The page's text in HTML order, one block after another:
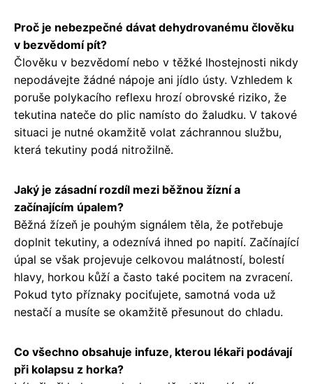
Proč je nebezpečné dávat dehydrovanému člověku
v bezvědomí pít?
Člověku v bezvědomí nebo v těžké lhostejnosti nikdy
nepodávejte žádné nápoje ani jídlo ústy. Vzhledem k
poruše polykacího reflexu hrozí obrovské riziko, že
tekutina nateče do plic namísto do žaludku. V takové
situaci je nutné okamžitě volat záchrannou službu,
která tekutiny podá nitrožilně.
Jaký je zásadní rozdíl mezi běžnou žízní a
začínajícím úpalem?
Běžná žízeň je pouhým signálem těla, že potřebuje
doplnit tekutiny, a odeznívá ihned po napití. Začínající
úpal se však projevuje celkovou malátností, bolestí
hlavy, horkou kůží a často také pocitem na zvracení.
Pokud tyto příznaky pociťujete, samotná voda už
nestačí a musíte se okamžitě přesunout do chladu.
Co všechno obsahuje infuze, kterou lékaři podávají
při kolapsu z horka?